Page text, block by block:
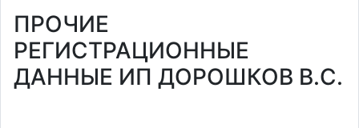
ПРОЧИЕ
РЕГИСТРАЦИОННЫЕ
ДАННЫЕ ИП ДОРОШКОВ В.С.